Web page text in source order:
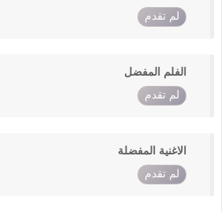
لم تقدم
الفلم المفضل
لم تقدم
الاغنية المفضلة
لم تقدم